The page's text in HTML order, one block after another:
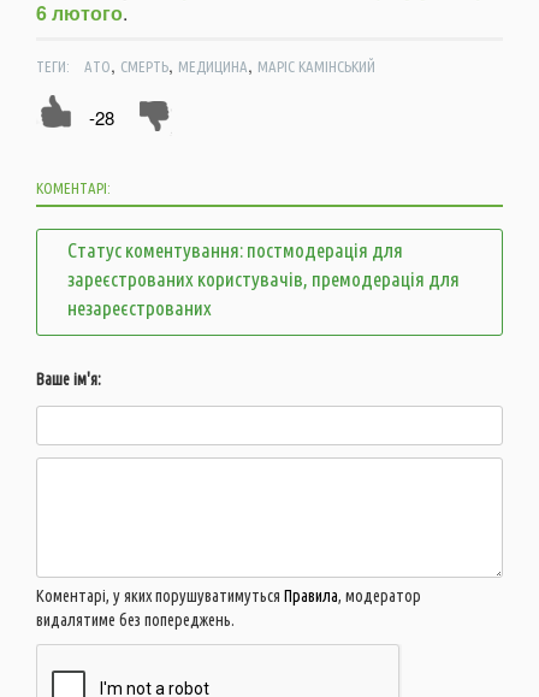
6 лютого.
ТЕГИ: АТО, СМЕРТЬ, МЕДИЦИНА, МАРІС КАМІНСЬКИЙ
-28
КОМЕНТАРІ:
Статус коментування: постмодерація для
зареєстрованих користувачів, премодерація для
незареєстрованих
Ваше ім'я:
Коментарі, у яких порушуватимуться Правила, модератор
видалятиме без попереджень.